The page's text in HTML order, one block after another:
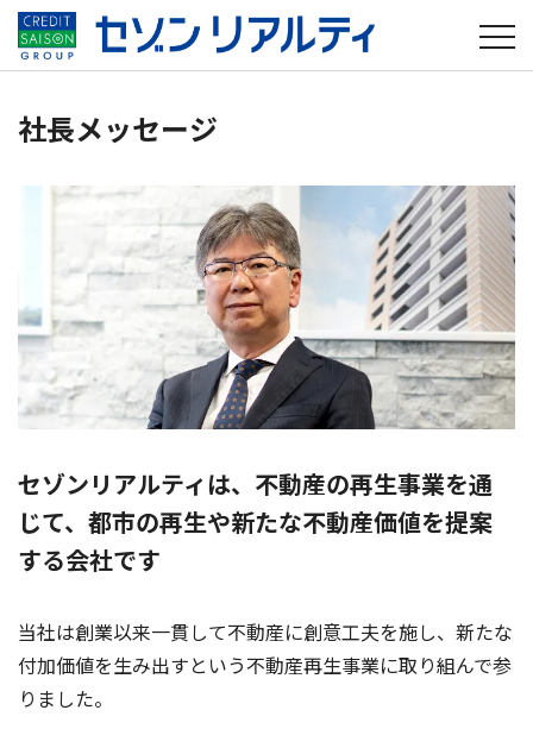
社長メッセージ
セゾンリアルティは、不動産の再生事業を通
じて、都市の再生や新たな不動産価値を提案
する会社です
当社は創業以来一貫して不動産に創意工夫を施し、新たな
付加価値を生み出すという不動産再生事業に取り組んで参
りました。